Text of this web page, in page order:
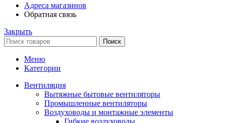
Адреса магазинов
Обратная связь
Закрыть
Поиск
Меню
Категории
Вентиляция
Вытяжные бытовые вентиляторы
Промышленные вентиляторы
Воздуховоды и монтажные элементы
Гибкие воздуховоды